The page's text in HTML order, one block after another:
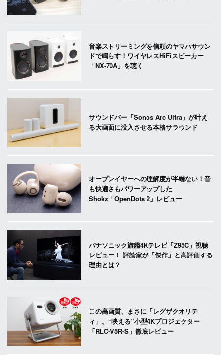
音楽ストリーミングを信頼のヤマハサウン
ドで鳴らす！ワイヤレスHiFiスピーカー
「NX-70A」を聴く
サウンドバー「Sonos Arc Ultra」が叶え
る大画面に没入させる本格サラウンド
オープンイヤーへの理解度が半端ない！音
も快適さもパワーアップした
Shokz「OpenDots 2」レビュー
パナソニック旗艦4Kテレビ「Z95C」視聴
レビュー！ 評論家が「傑作」と高評価する
理由とは？
この高画質、まさに「レグザクオリテ
ィ」。“映える”小型4Kプロジェクター
「RLC-V5R-S」徹底レビュー